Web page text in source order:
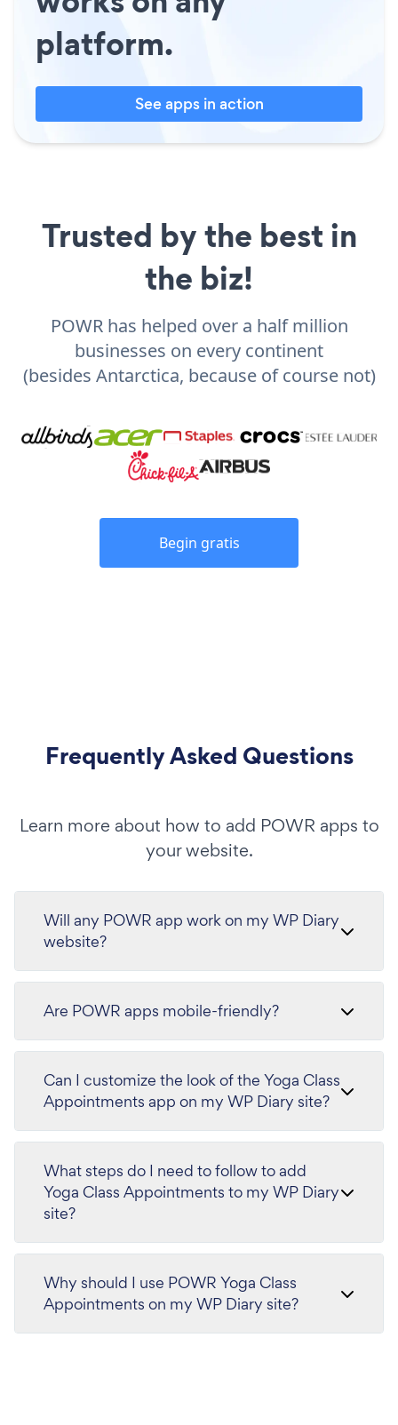
platform.
See apps in action
Trusted by the best in
the biz!
POWR has helped over a half million
businesses on every continent
(besides Antarctica, because of course not)
Begin gratis
Frequently Asked Questions
Learn more about how to add POWR apps to
your website.
Will any POWR app work on my WP Diary
website?
Are POWR apps mobile-friendly?
Can I customize the look of the Yoga Class
Appointments app on my WP Diary site?
What steps do I need to follow to add
Yoga Class Appointments to my WP Diary
site?
Why should I use POWR Yoga Class
Appointments on my WP Diary site?